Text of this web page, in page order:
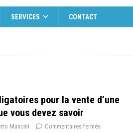
SERVICES CONTACT
pour la vente d’une
vous devez savoir
Mancini Commentaires fermés